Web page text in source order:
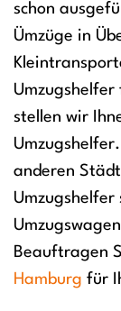
schon
Ümzüge in
stellen wir
anderen
Beauftragen
Hamburg für